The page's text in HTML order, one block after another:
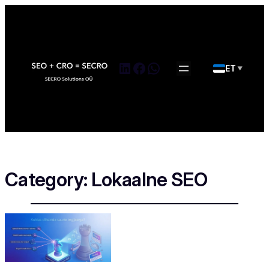
LinkedIn
Facebook
WhatsApp ET ▼
Category: Lokaalne SEO